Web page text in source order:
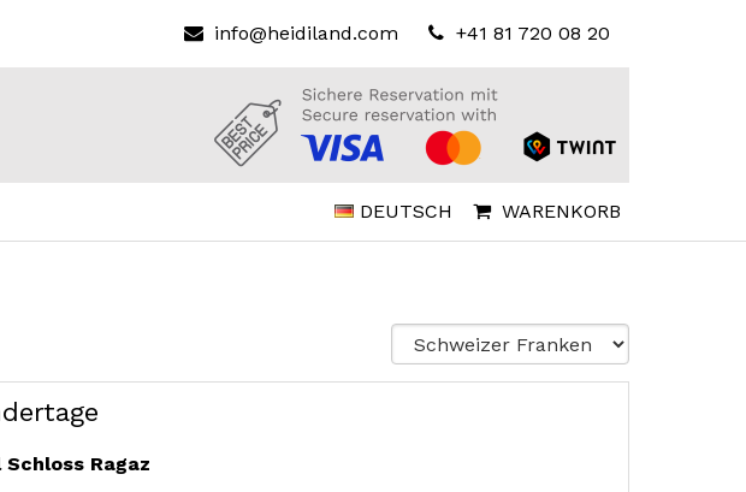
info@heidiland.com +41 81 720 08 20
DEUTSCH WARENKORB
Schloss Ragaz